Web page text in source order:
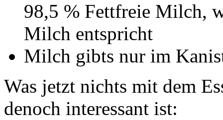
98,5 % Fettfreie Milch,
Milch entspricht
Milch gibts nur im
Was jetzt nichts mit dem
denoch interessant ist: